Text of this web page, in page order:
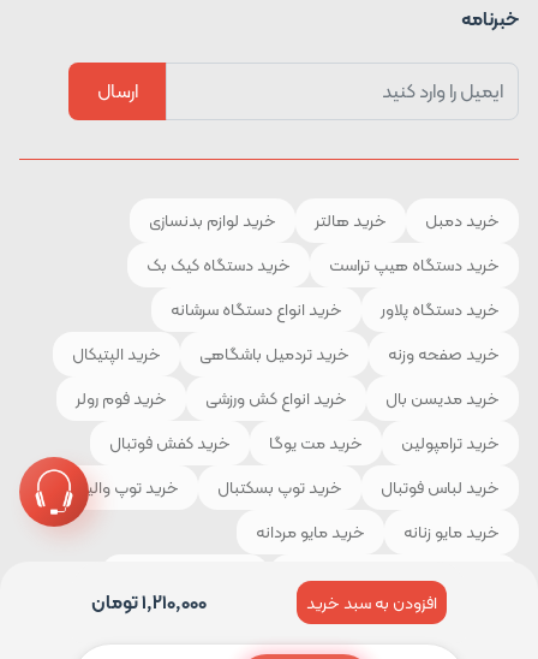
1,210,000تومان افزودن به سبد خرید
خبرنامه
ارسال
خرید دمبل خرید هالتر
خرید لوازم بدنسازی
خرید دستگاه هیپ تراست
خرید دستگاه کیک بک
خرید دستگاه پلاور
خرید انواع دستگاه سرشانه
خرید صفحه وزنه
خرید تردمیل باشگاهی
خرید الپتیکال
خرید مدیسن بال
خرید انواع کش ورزشی
خرید فوم رولر
خرید ترامپولین
خرید مت یوگا
خرید کفش فوتبال
خرید لباس فوتبال
خرید توپ بسکتبال
خرید توپ والیبال
خرید مایو زنانه
خرید مایو مردانه
خرید لوازم و تجهیزات کوهنوردی
خرید کیسه خواب
خرید کفش کوهنوردی خرید لباس ورزشی